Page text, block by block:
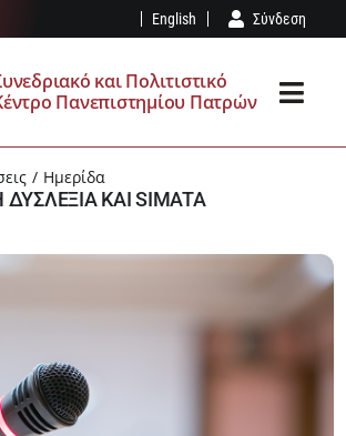
English Σύνδεση
και Πολιτιστικό
Πανεπιστημίου Πατρών
Ημερίδα
ΚΑΙ SIMATA